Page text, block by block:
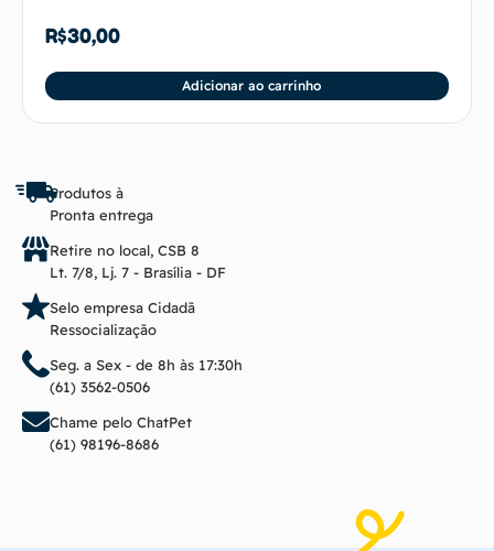
R$30,00
Adicionar ao carrinho
Produtos à
Pronta entrega
Retire no local, CSB 8
Lt. 7/8, Lj. 7 - Brasília - DF
Selo empresa Cidadã
Ressocialização
Seg. a Sex - de 8h às 17:30h
(61) 3562-0506
Chame pelo ChatPet
(61) 98196-8686